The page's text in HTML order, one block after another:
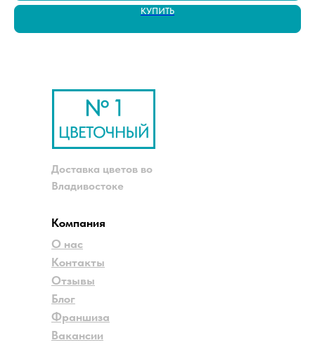
КУПИТЬ
Доставка цветов во
Владивостоке
Компания
О нас
Контакты
Отзывы
Блог
Франшиза
Вакансии